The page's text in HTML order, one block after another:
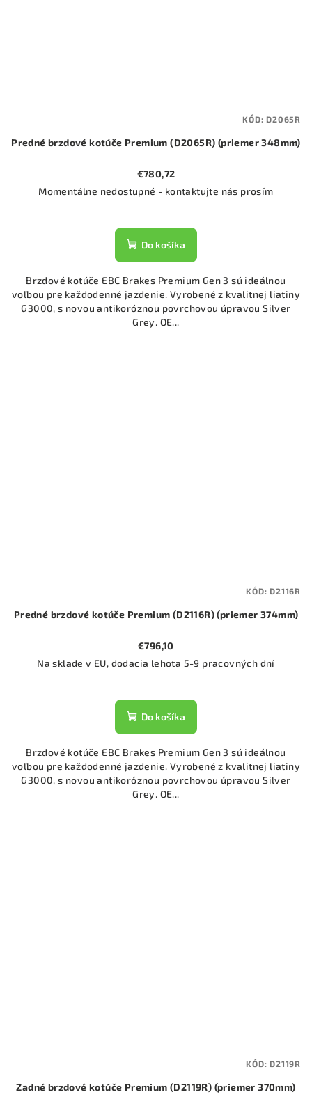
Predné brzdové kotúče Premium (D2065R) (priemer 348mm)
€780,72
Momentálne nedostupné - kontaktujte nás prosím
Do košíka
Brzdové kotúče EBC Brakes Premium Gen 3 sú ideálnou
voľbou pre každodenné jazdenie. Vyrobené z kvalitnej liatiny
G3000, s novou antikoróznou povrchovou úpravou Silver
Grey. OE...
KÓD:D2065R
Predné brzdové kotúče Premium (D2116R) (priemer 374mm)
€796,10
Na sklade v EU, dodacia lehota 5-9 pracovných dní
Do košíka
Brzdové kotúče EBC Brakes Premium Gen 3 sú ideálnou
voľbou pre každodenné jazdenie. Vyrobené z kvalitnej liatiny
G3000, s novou antikoróznou povrchovou úpravou Silver
Grey. OE...
KÓD:D2116R
Zadné brzdové kotúče Premium (D2119R) (priemer 370mm)
KÓD:D2119R